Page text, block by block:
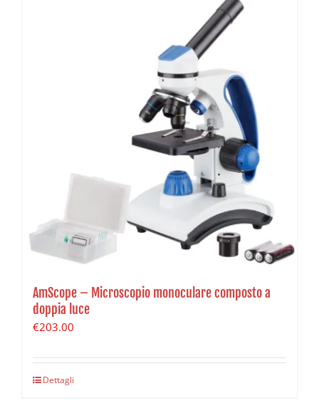
AmScope – Microscopio monoculare composto a
doppia luce
€203.00
Dettagli